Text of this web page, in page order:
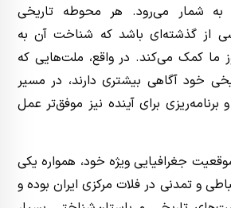
شمار می‌رود. هر محوطه تاریخی
از گذشته‌ای باشد که شناخت آن به
ما کمک می‌کند. در واقع، ملت‌هایی که
خود آگاهی بیشتری دارند، در مسیر
برای آینده نیز موفق‌تر عمل
جغرافیایی ویژه خود، همواره یکی
و تمدنی در فلات مرکزی ایران بوده و